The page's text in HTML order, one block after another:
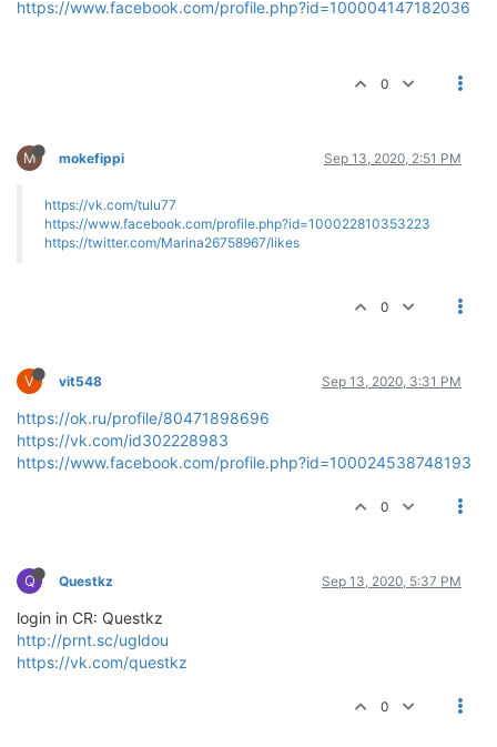
https://www.facebook.com/profile.php?id=100004147182036
0
M mokefippi Sep 13, 2020, 2:51 PM
https://vk.com/tulu77
https://www.facebook.com/profile.php?id=100022810353223
https://twitter.com/Marina26758967/likes
0
V vit548 Sep 13, 2020, 3:31 PM
https://ok.ru/profile/80471898696
https://vk.com/id302228983
https://www.facebook.com/profile.php?id=100024538748193
0
Q Questkz Sep 13, 2020, 5:37 PM
login in CR: Questkz
http://prnt.sc/ugldou
https://vk.com/questkz
0